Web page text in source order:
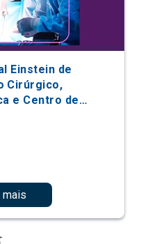
Einstein de
Cirúrgico,
e Centro de
mais